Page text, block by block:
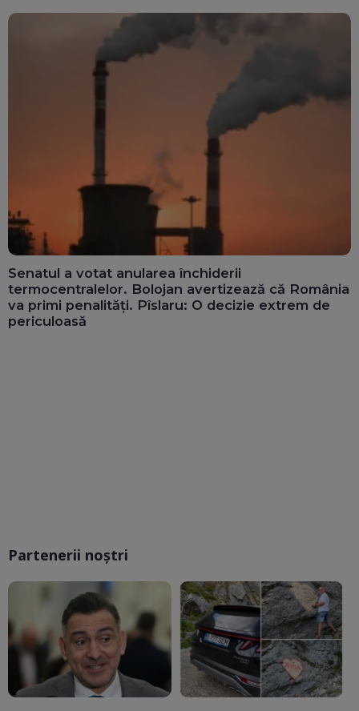
Senatul a votat anularea închiderii
termocentralelor. Bolojan avertizează că România
va primi penalități. Pîslaru: O decizie extrem de
periculoasă
Partenerii noștri